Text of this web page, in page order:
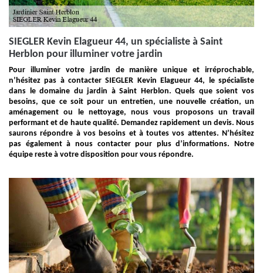
SIEGLER Kevin Elagueur 44, un spécialiste à Saint
Herblon pour illuminer votre jardin
Pour illuminer votre jardin de manière unique et irréprochable,
n’hésitez pas à contacter SIEGLER Kevin Elagueur 44, le spécialiste
dans le domaine du jardin à Saint Herblon. Quels que soient vos
besoins, que ce soit pour un entretien, une nouvelle création, un
aménagement ou le nettoyage, nous vous proposons un travail
performant et de haute qualité. Demandez rapidement un devis. Nous
saurons répondre à vos besoins et à toutes vos attentes. N’hésitez
pas également à nous contacter pour plus d’informations. Notre
équipe reste à votre disposition pour vous répondre.